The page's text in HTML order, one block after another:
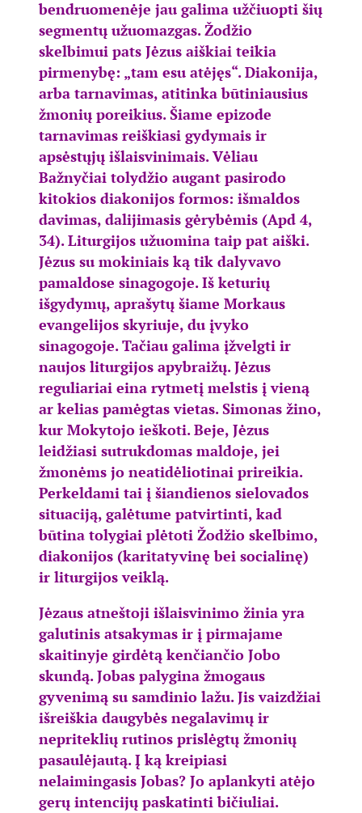
bendruomenėje jau galima užčiuopti šių
segmentų užuomazgas. Žodžio
skelbimui pats Jėzus aiškiai teikia
pirmenybę: „tam esu atėjęs“. Diakonija,
arba tarnavimas, atitinka būtiniausius
žmonių poreikius. Šiame epizode
tarnavimas reiškiasi gydymais ir
apsėstųjų išlaisvinimais. Vėliau
Bažnyčiai tolydžio augant pasirodo
kitokios diakonijos formos: išmaldos
davimas, dalijimasis gėrybėmis (Apd 4,
34). Liturgijos užuomina taip pat aiški.
Jėzus su mokiniais ką tik dalyvavo
pamaldose sinagogoje. Iš keturių
išgydymų, aprašytų šiame Morkaus
evangelijos skyriuje, du įvyko
sinagogoje. Tačiau galima įžvelgti ir
naujos liturgijos apybraižų. Jėzus
reguliariai eina rytmetį melstis į vieną
ar kelias pamėgtas vietas. Simonas žino,
kur Mokytojo ieškoti. Beje, Jėzus
leidžiasi sutrukdomas maldoje, jei
žmonėms jo neatidėliotinai prireikia.
Perkeldami tai į šiandienos sielovados
situaciją, galėtume patvirtinti, kad
būtina tolygiai plėtoti Žodžio skelbimo,
diakonijos (karitatyvinę bei socialinę)
ir liturgijos veiklą.
Jėzaus atneštoji išlaisvinimo žinia yra
galutinis atsakymas ir į pirmajame
skaitinyje girdėtą kenčiančio Jobo
skundą. Jobas palygina žmogaus
gyvenimą su samdinio lažu. Jis vaizdžiai
išreiškia daugybės negalavimų ir
nepriteklių rutinos prislėgtų žmonių
pasaulėjautą. Į ką kreipiasi
nelaimingasis Jobas? Jo aplankyti atėjo
gerų intencijų paskatinti bičiuliai.